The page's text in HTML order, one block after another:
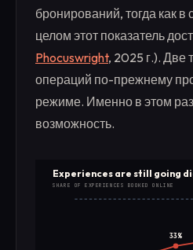
бронирований, тогда как в
целом этот показатель
Phocuswright, 2025 г.). Две
операций по-прежнему
режиме. Именно в этом
возможность.
Experiences are still going
SHARE OF EXPERIENCES BOOKED ONLINE
33%